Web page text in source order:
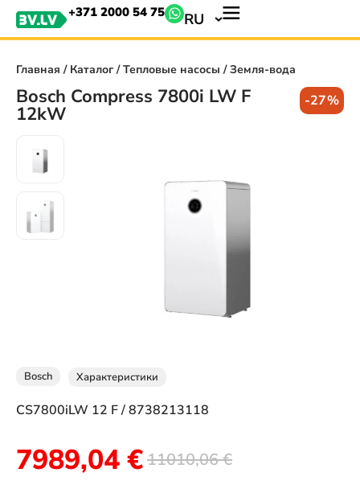
+371 2000 54 75 RU
Главная / Каталог/Тепловые насосы / Земля-вода
Bosch Compress 7800i LW F
12kW
-27%
Bosch Характеристики
CS7800iLW 12 F / 8738213118
11010,06€
7989,04€